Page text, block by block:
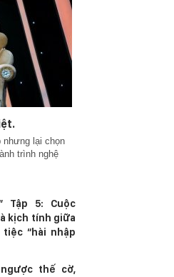
nhưng lại chọn
trình nghệ
Tập 5: Cuộc
kịch tính giữa
“hài nhập
thế cờ,